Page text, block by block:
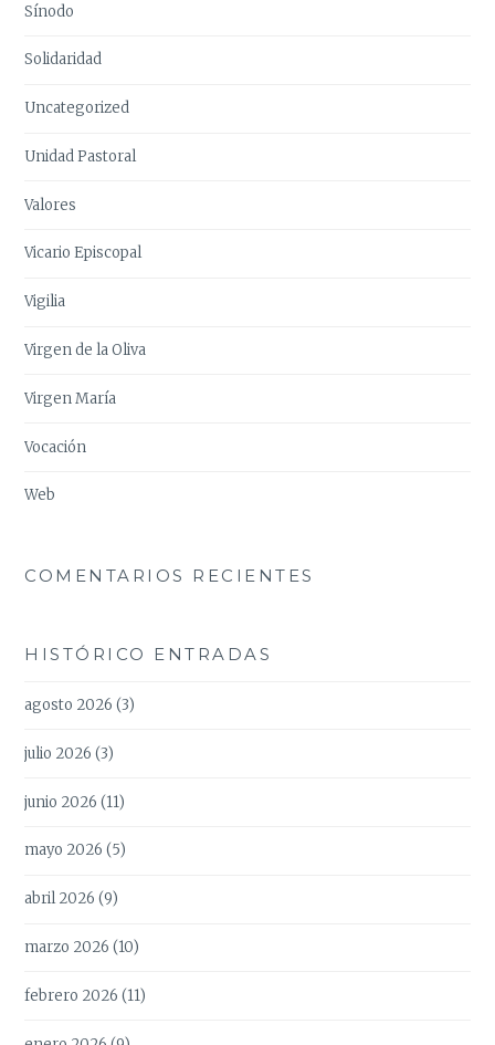
Sínodo
Solidaridad
Uncategorized
Unidad Pastoral
Valores
Vicario Episcopal
Vigilia
Virgen de la Oliva
Virgen María
Vocación
Web
COMENTARIOS RECIENTES
HISTÓRICO ENTRADAS
agosto 2026 (3)
julio 2026 (3)
junio 2026 (11)
mayo 2026 (5)
abril 2026 (9)
marzo 2026 (10)
febrero 2026 (11)